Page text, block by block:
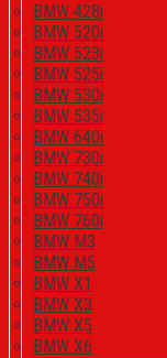
BMW 428i
BMW 520i
BMW 523i
BMW 525i
BMW 530i
BMW 535i
BMW 640i
BMW 730i
BMW 740i
BMW 750i
BMW 760i
BMW M3
BMW M5
BMW X1
BMW X3
BMW X5
BMW X6